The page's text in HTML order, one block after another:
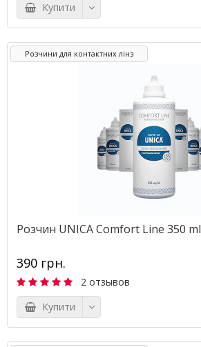
Купити
Розчини для контактних лінз
Розчин UNICA Comfort Line 350 ml
390 грн.
2 отзывов
Купити